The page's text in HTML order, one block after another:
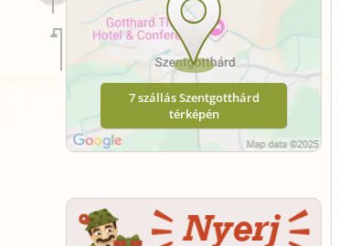
7 szállás Szentgotthárd
térképén